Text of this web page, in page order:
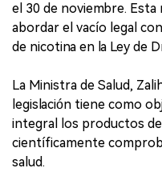
el 30 de noviembre.
abordar el vacío legal
de nicotina en la Ley de
La Ministra de Salud,
legislación tiene como
integral los productos
científicamente
salud.